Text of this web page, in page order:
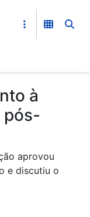
à
pós-
aprovou
e discutiu o